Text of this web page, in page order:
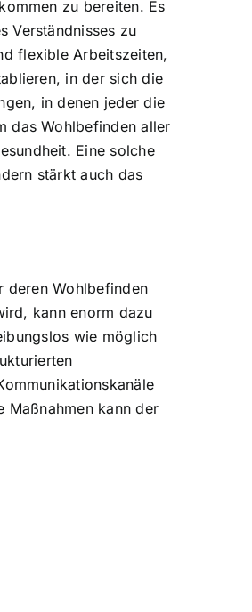
zu bereiten. Es
Verständnisses zu
flexible Arbeitszeiten,
in der sich die
in denen jeder die
das Wohlbefinden aller
Eine solche
stärkt auch das
deren Wohlbefinden
kann enorm dazu
wie möglich
Maßnahmen kann der